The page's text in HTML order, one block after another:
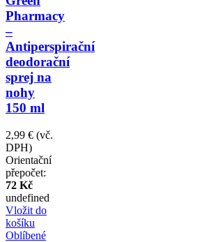
Pharmacy
–
Antiperspirační
deodorační
sprej na
nohy
150 ml
2,99 € (vč.
DPH)
Orientační
přepočet:
72 Kč
undefined
Vložit do
košíku
Oblíbené